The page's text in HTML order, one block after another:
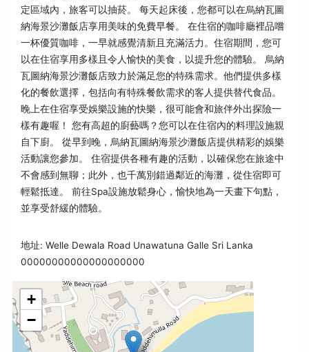
定區域內，旅客可以抽菸。 每天起床後，您都可以在烏納瓦圖
納海景沙灘飯店享用美味的免費早餐。 在住宿的咖啡廳裡品嚐
一杯優質咖啡，一早就感覺清新且充滿活力。住宿期間，您可
以在住宿享用多樣且令人愉快的美食，以提升您的體驗。 烏納
瓦圖納海景沙灘飯店致力於滿足您的特殊需求。他們提供多樣
化的餐飲選擇，包括向有特殊餐飲需求的客人提供替代食品。
晚上在住宿享受娛樂設施的快樂，很可能會和旅伴外出探險一
樣有趣喔！ 您有高超的廚藝嗎？您可以在住宿內的料理設施親
自下廚。 從早到晚，烏納瓦圖納海景沙灘飯店提供精彩的娛樂
活動讓您參加。 住宿提供各種有趣的活動，以確保您在旅途中
不會感到無聊；此外，也千萬別錯過鄰近的海灘，從住宿即可
輕鬆抵達。 前往Spa設施放鬆身心，愉快地為一天畫下句點，
並享受舒緩的體驗。
地址: Welle Dewala Road Unawatuna Galle Sri Lanka
00000000000000000000
+
−